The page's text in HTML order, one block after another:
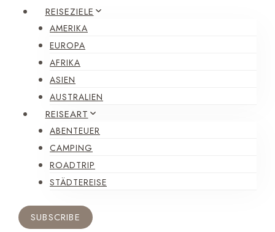
REISEZIELE
AMERIKA
EUROPA
AFRIKA
ASIEN
AUSTRALIEN
REISEART
ABENTEUER
CAMPING
ROADTRIP
STÄDTEREISE
SUBSCRIBE